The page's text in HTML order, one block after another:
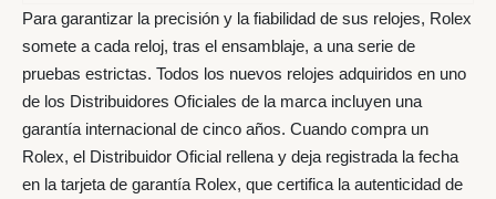
Para garantizar la precisión y la fiabilidad de sus relojes, Rolex
somete a cada reloj, tras el ensamblaje, a una serie de
pruebas estrictas. Todos los nuevos relojes adquiridos en uno
de los Distribuidores Oficiales de la marca incluyen una
garantía internacional de cinco años. Cuando compra un
Rolex, el Distribuidor Oficial rellena y deja registrada la fecha
en la tarjeta de garantía Rolex, que certifica la autenticidad de